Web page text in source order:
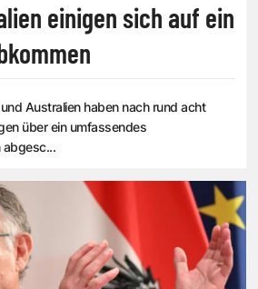
einigen sich auf ein
Australien haben nach rund acht
über ein umfassendes
abgesc...